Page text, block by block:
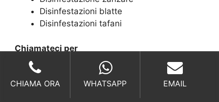
Disinfestazioni blatte
Disinfestazioni tafani
Chiamateci per
Disinfestazione pulci
Anti blattella germanica
Disinfestazioni mosche
CHIAMA ORA WHATSAPP EMAIL